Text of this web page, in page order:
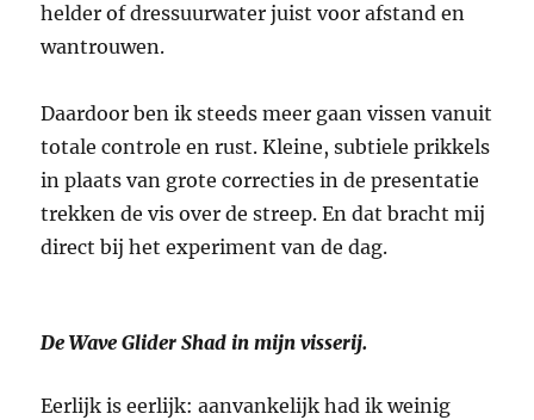
helder of dressuurwater juist voor afstand en
wantrouwen.
Daardoor ben ik steeds meer gaan vissen vanuit
totale controle en rust. Kleine, subtiele prikkels
in plaats van grote correcties in de presentatie
trekken de vis over de streep. En dat bracht mij
direct bij het experiment van de dag.
De Wave Glider Shad in mijn visserij.
Eerlijk is eerlijk: aanvankelijk had ik weinig